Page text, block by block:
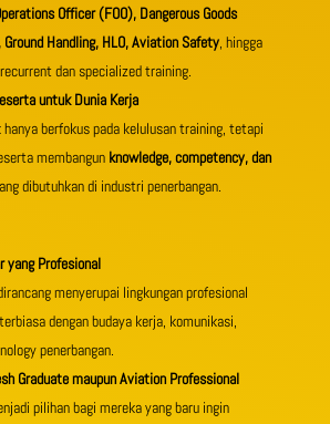
Officer (FOO), Dangerous Goods
Handling, HLO, Aviation Safety, hingga
dan specialized training.
untuk Dunia Kerja
berfokus pada kelulusan training, tetapi
membangun knowledge, competency, dan
dibutuhkan di industri penerbangan.
yang Profesional
menyerupai lingkungan profesional
dengan budaya kerja, komunikasi,
penerbangan.
Graduate maupun Aviation Professional
pilihan bagi mereka yang baru ingin